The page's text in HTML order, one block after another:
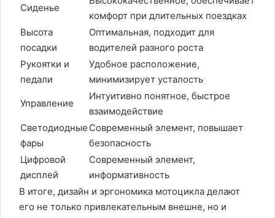
Сиденье
комфорт при длительных поездках
Высота
посадки
Оптимальная, подходит для
водителей разного роста
Рукоятки и
педали
Удобное расположение,
минимизирует усталость
Управление
Интуитивно понятное, быстрое
взаимодействие
Светодиодные
фары
Современный элемент, повышает
безопасность
Цифровой
дисплей
Современный элемент,
информативность
В итоге, дизайн и эргономика мотоцикла делают
его не только привлекательным внешне, но и